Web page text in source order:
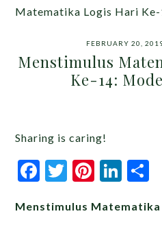
Matematika Logis Hari
FEBRUARY 20,
Menstimulus
Ke-14:
Sharing is caring!
Facebook
Twitter
Menstimulus